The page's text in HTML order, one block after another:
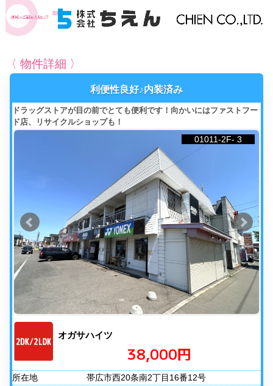
〈 物件詳細 〉
利便性良好♪内装済み
ドラッグストアが目の前でとても便利です！向かいにはファストフー
ド店、リサイクルショップも！
01011-2F- 3
オガサハイツ
38,000円
所在地
帯広市西20条南2丁目16番12号